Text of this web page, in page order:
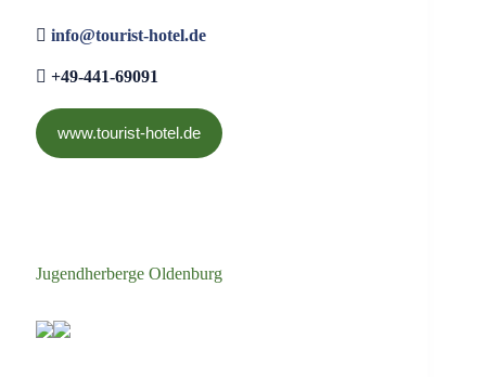
info@tourist-hotel.de
+49-441-69091
www.tourist-hotel.de
Jugendherberge Oldenburg